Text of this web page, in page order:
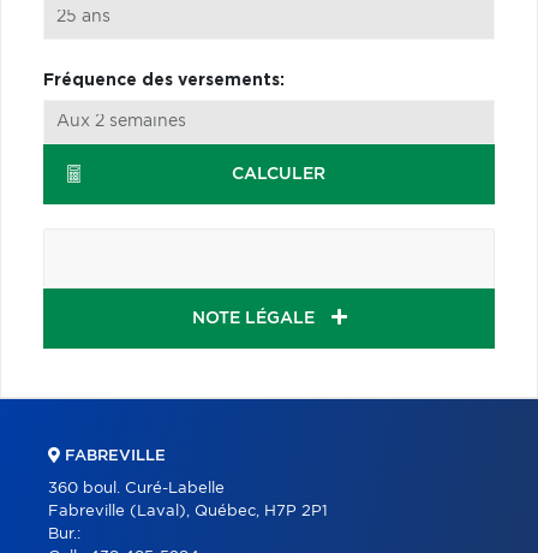
Fréquence des versements:
CALCULER
NOTE LÉGALE
FABREVILLE
360 boul. Curé-Labelle
Fabreville (Laval), Québec, H7P 2P1
Bur.: